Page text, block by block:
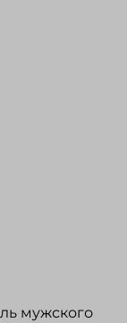
мужского